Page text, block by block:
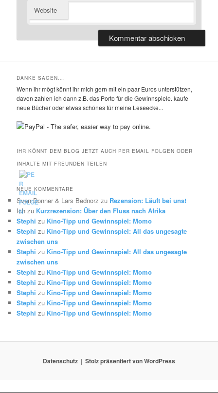
Website
DANKE SAGEN….
Wenn ihr mögt könnt ihr mich gern mit ein paar Euros unterstützen,
davon zahlen ich dann z.B. das Porto für die Gewinnspiele. kaufe
neue Bücher oder etwas schönes für meine Leseecke...
IHR KÖNNT DEM BLOG JETZT AUCH PER EMAIL FOLGEN ODER
INHALTE MIT FREUNDEN TEILEN
NEUE KOMMENTARE
Sven Donner & Lars Bednorz zu Rezension: Läuft bei uns!
Ich zu Kurzrezension: Über den Fluss nach Afrika
Stephi zu Kino-Tipp und Gewinnspiel: Momo
Stephi zu Kino-Tipp und Gewinnspiel: All das ungesagte
zwischen uns
Stephi zu Kino-Tipp und Gewinnspiel: All das ungesagte
zwischen uns
Stephi zu Kino-Tipp und Gewinnspiel: Momo
Stephi zu Kino-Tipp und Gewinnspiel: Momo
Stephi zu Kino-Tipp und Gewinnspiel: Momo
Stephi zu Kino-Tipp und Gewinnspiel: Momo
Stephi zu Kino-Tipp und Gewinnspiel: Momo
Datenschutz Stolz präsentiert von WordPress